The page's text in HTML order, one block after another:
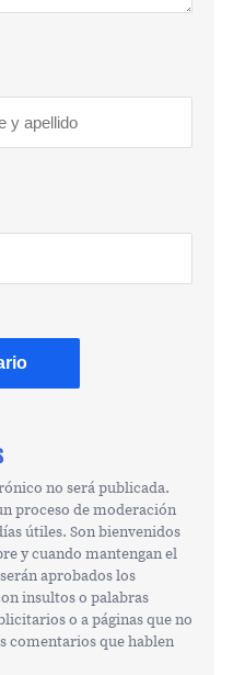
no será publicada.
proceso de moderación
útiles. Son bienvenidos
y cuando mantengan el
aprobados los
insultos o palabras
o a páginas que no
comentarios que hablen